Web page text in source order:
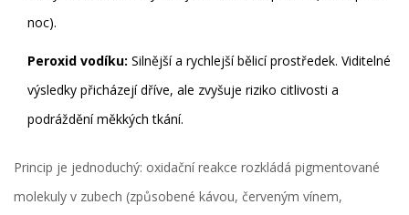
noc).
Peroxid vodíku: Silnější a rychlejší bělicí prostředek. Viditelné
výsledky přicházejí dříve, ale zvyšuje riziko citlivosti a
podráždění měkkých tkání.
Princip je jednoduchý: oxidační reakce rozkládá pigmentované
molekuly v zubech (způsobené kávou, červeným vínem,